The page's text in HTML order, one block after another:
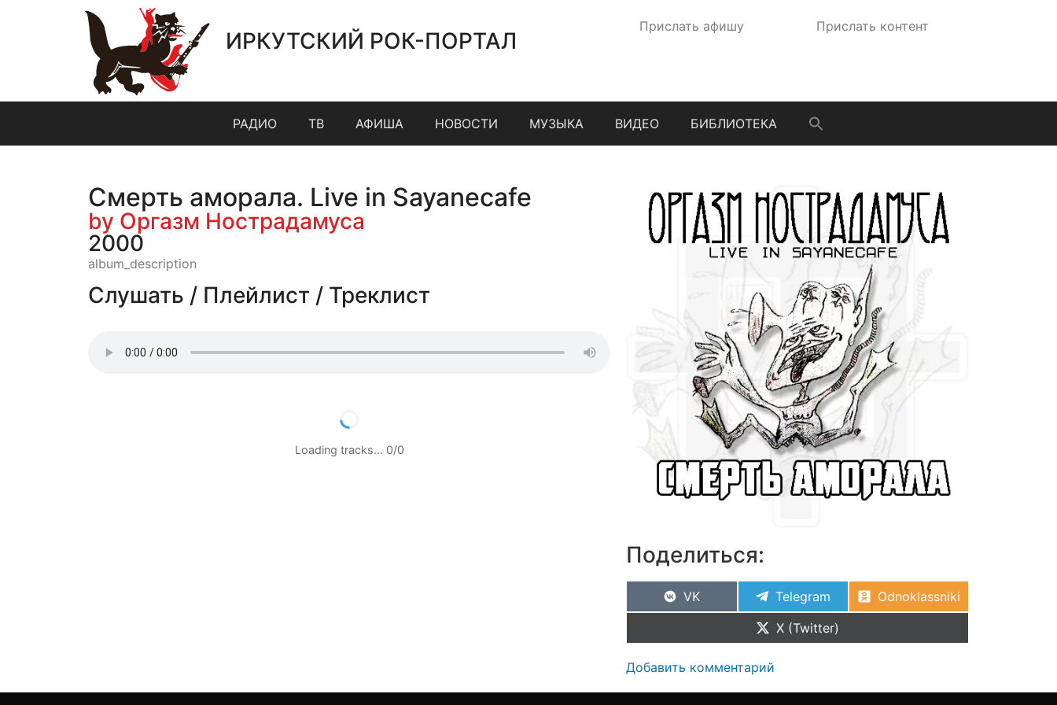
ИРКУТСКИЙ РОК-ПОРТАЛ
Прислать афишу Прислать контент
РАДИО ТВ АФИША НОВОСТИ МУЗЫКА ВИДЕО БИБЛИОТЕКА
Смерть аморала. Live in Sayanecafe
by Оргазм Нострадамуса
2000
album_description
Слушать / Плейлист / Треклист
Loading tracks… 0/0
Поделиться:
VK Telegram
Odnoklassniki
X (Twitter)
Добавить комментарий